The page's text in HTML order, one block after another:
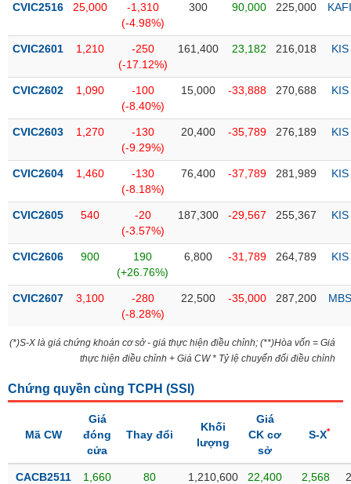
thái
phiếu
mô
thị
Niêm
Niêm
mới
yết
yết
dõi
biệt
CVIC2516 25,000
-1,310
(-4.98%)
300 90,000 225,000 KAFI
CVIC2601 1,210
-250
(-17.12%)
161,400 23,182 216,018 KIS
CVIC2602 1,090
-100
(-8.40%)
15,000 -33,888 270,688 KIS
CVIC2603 1,270
-130
(-9.29%)
20,400 -35,789 276,189 KIS
CVIC2604 1,460
-130
(-8.18%)
76,400 -37,789 281,989 KIS
CVIC2605 540
-20
(-3.57%)
187,300 -29,567 255,367 KIS
CVIC2606 900
190
(+26.76%)
6,800 -31,789 264,789 KIS
CVIC2607 3,100
-280
(-8.28%)
22,500 -35,000 287,200 MBS
(*)S-X là giá chứng khoán cơ sở - giá thực hiện điều chỉnh; (**)Hòa vốn = Giá
thực hiện điều chỉnh + Giá CW * Tỷ lệ chuyển đổi điều chỉnh
Chứng quyền cùng TCPH (SSI )
Mã CW
Giá
đóng
cửa
Thay đổi
Khối
lượng
Giá
CK cơ
sở
S-X*
CACB2511 1,660
80
1,210,600 22,400 2,568
NGÀNH
DOANH
NGHIỆP
PHIẾU
PHÁI
TRÁI
PHIẾU
CỤ
TƯ